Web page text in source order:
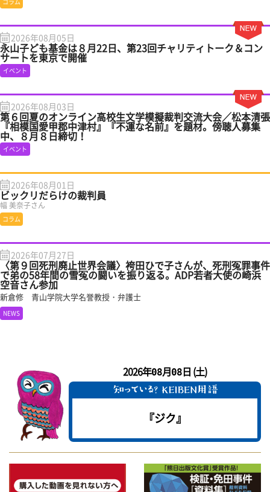
2026年08月05日
永山子ども基金は８月22日、第23回チャリティトーク＆コン
サートを東京で開催
イベント
2026年08月03日
第６回夏のオンライン高校生文学模擬裁判交流大会／松本清張
『相模国愛甲郡中津村』『不運な名前』を題材。傍聴人募集
中、８月８日締切！
イベント
2026年08月01日
ビックリだらけの裁判員
幅 美奈子さん
コラム
2026年07月27日
〈第９回死刑廃止世界会議〉袴田ひで子さんが、死刑冤罪事件
で弟の58年間の雪冤の闘いを振り返る。ADP若者大使の崎浜
空音さん参加
新倉修 青山学院大学名誉教授・弁護士
NEWS
2026年08月08日 (土)
『ジク』